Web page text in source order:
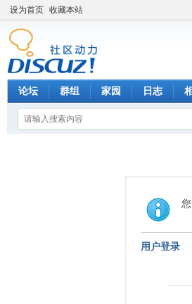
设为首页 收藏本站
论坛 群组 家园 日志
用户登录